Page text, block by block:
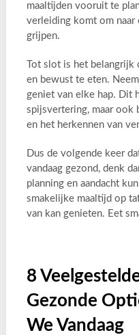
maaltijden vooruit te
verleiding komt om naar
grijpen.
Tot slot is het
en bewust te eten.
geniet van elke hap. Dit
spijsvertering, maar ook
en het herkennen van
Dus de volgende keer
vandaag gezond, denk
planning en aandacht
smakelijke maaltijd op
van kan genieten. Eet
8
Gezonde
We Vandaag